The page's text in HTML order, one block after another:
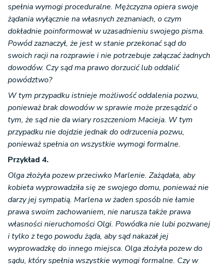
spełnia wymogi proceduralne. Mężczyzna opiera swoje
żądania wyłącznie na własnych zeznaniach, o czym
dokładnie poinformował w uzasadnieniu swojego pisma.
Powód zaznaczył, że jest w stanie przekonać sąd do
swoich racji na rozprawie i nie potrzebuje załączać żadnych
dowodów. Czy sąd ma prawo dorzucić lub oddalić
powództwo?
W tym przypadku istnieje możliwość oddalenia pozwu,
ponieważ brak dowodów w sprawie może przesądzić o
tym, że sąd nie da wiary roszczeniom Macieja. W tym
przypadku nie dojdzie jednak do odrzucenia pozwu,
ponieważ spełnia on wszystkie wymogi formalne.
Przykład 4.
Olga złożyła pozew przeciwko Marlenie. Zażądała, aby
kobieta wyprowadziła się ze swojego domu, ponieważ nie
darzy jej sympatią. Marlena w żaden sposób nie łamie
prawa swoim zachowaniem, nie narusza także prawa
własności nieruchomości Olgi. Powódka nie lubi pozwanej
i tylko z tego powodu żąda, aby sąd nakazał jej
wyprowadzkę do innego miejsca. Olga złożyła pozew do
sądu, który spełnia wszystkie wymogi formalne. Czy w